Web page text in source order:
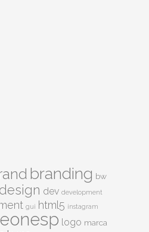
branding bw
design dev development
gui html5 instagram
logo marca